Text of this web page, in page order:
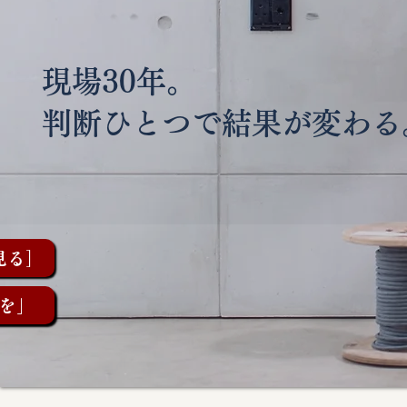
現場30年。
判断ひとつで結果が変わ
］
」